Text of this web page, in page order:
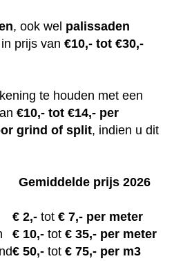
, ook wel palissaden
prijs van €10,- tot €30,-
te houden met een
€10,- tot €14,- per
grind of split, indien u dit
Gemiddelde prijs 2026
€ 2,- tot € 7,- per meter
€ 10,- tot € 35,- per meter
€ 50,- tot € 75,- per m3